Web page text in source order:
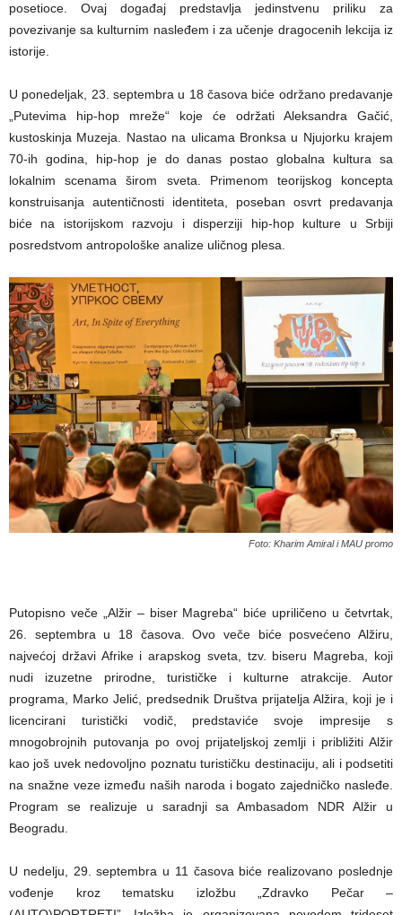
posetioce. Ovaj događaj predstavlja jedinstvenu priliku za
povezivanje sa kulturnim nasleđem i za učenje dragocenih lekcija iz
istorije.
U ponedeljak, 23. septembra u 18 časova biće održano predavanje
„Putevima hip-hop mreže“ koje će održati Aleksandra Gačić,
kustoskinja Muzeja. Nastao na ulicama Bronksa u Njujorku krajem
70-ih godina, hip-hop je do danas postao globalna kultura sa
lokalnim scenama širom sveta. Primenom teorijskog koncepta
konstruisanja autentičnosti identiteta, poseban osvrt predavanja
biće na istorijskom razvoju i disperziji hip-hop kulture u Srbiji
posredstvom antropološke analize uličnog plesa.
Foto: Kharim Amiral i MAU promo
Putopisno veče „Alžir – biser Magreba“ biće upriličeno u četvrtak,
26. septembra u 18 časova. Ovo veče biće posvećeno Alžiru,
najvećoj državi Afrike i arapskog sveta, tzv. biseru Magreba, koji
nudi izuzetne prirodne, turističke i kulturne atrakcije. Autor
programa, Marko Jelić, predsednik Društva prijatelja Alžira, koji je i
licencirani turistički vodič, predstaviće svoje impresije s
mnogobrojnih putovanja po ovoj prijateljskoj zemlji i približiti Alžir
kao još uvek nedovoljno poznatu turističku destinaciju, ali i podsetiti
na snažne veze između naših naroda i bogato zajedničko nasleđe.
Program se realizuje u saradnji sa Ambasadom NDR Alžir u
Beogradu.
U nedelju, 29. septembra u 11 časova biće realizovano poslednje
vođenje kroz tematsku izložbu „Zdravko Pečar –